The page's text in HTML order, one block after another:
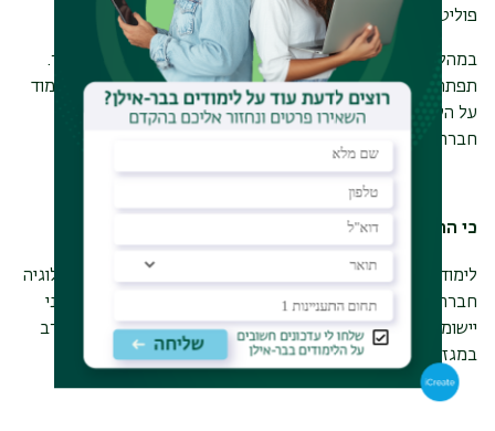
פוליטית.
במהלך הלימודים תחשפו למגוון מסורות מחשבה ושיטות מחקר.
תפתחו חשיבה, דמיון ויכולת ליישם את העקרונות שתלמדו, ולעמוד
על הקשר שבין זהות ומיקום חברתי של הפרט, לבין תהליכים
חברתיים רחבים יותר.
כי התואר הראשון שלנו פותח כל דלת
לימודי התואר הראשון מקנים יתרון בקבלה לתואר שני בפסיכולוגיה
חברתית ובסוציולוגיה ארגונית, ומספקים בסיס מוצק לתואר שני
יישומי במדעי החברה, כמו לימודי ייעוץ ארגוני שזוכים לביקוש רב
במגזר הפרטי והציבורי כאחד.